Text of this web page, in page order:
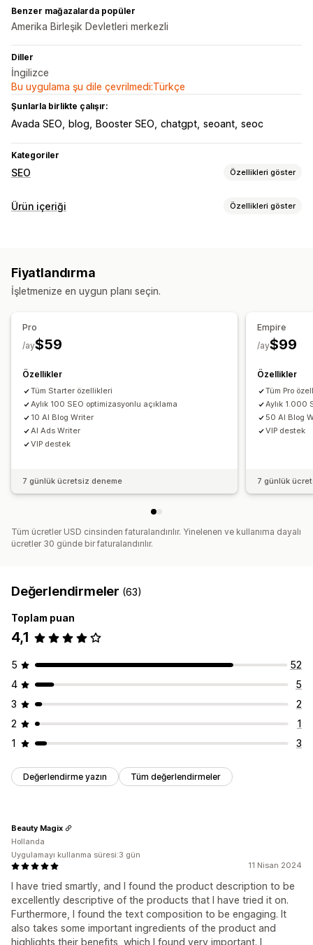
Benzer mağazalarda popüler
Amerika Birleşik Devletleri merkezli
Diller
İngilizce
Bu uygulama şu dile çevrilmedi:Türkçe
Şunlarla birlikte çalışır:
Avada SEO blog Booster SEO chatgpt seoant seoc
Kategoriler
SEO Özellikleri göster
SEO araçları
Toplu düzenleme
Görsel optimizasyonu Hız optimizasyonu
Performansı izleme
Analizler Rakip analizi
Hız analizi
Bağlantı analizi İçerik analizi
Sıralama izleme
Dönüşüm izleme
Ürün içeriği Özellikleri göster
İçerik oluşturma
SEO
Blog SEO'su
Fiyatlandırma
İşletmenize en uygun planı seçin.
Pro
$59
/ay
Özellikler
Tüm Starter özellikleri
Aylık 100 SEO optimizasyonlu açıklama
10 AI Blog Writer
AI Ads Writer
VIP destek
7 günlük ücretsiz deneme
Empire
$99
/ay
Özellikler
Tüm Pro
Aylık 1.000
50 AI Blog
VIP destek
7 günlük
Tüm ücretler USD cinsinden faturalandırılır. Yinelenen ve kullanıma dayalı
ücretler 30 günde bir faturalandırılır.
Değerlendirmeler (63)
Toplam puan
4,1
5
52
4
5
3
2
2
1
1
3
Değerlendirme yazın Tüm değerlendirmeler
11 Nisan 2024
I have tried smartly, and I found the product description to be
excellently descriptive of the products that I have tried it on.
Furthermore, I found the text composition to be engaging. It
also takes some important ingredients of the product and
highlights their benefits, which I found very important. I
Beauty Magix
Hollanda
Uygulamayı kullanma süresi:3 gün